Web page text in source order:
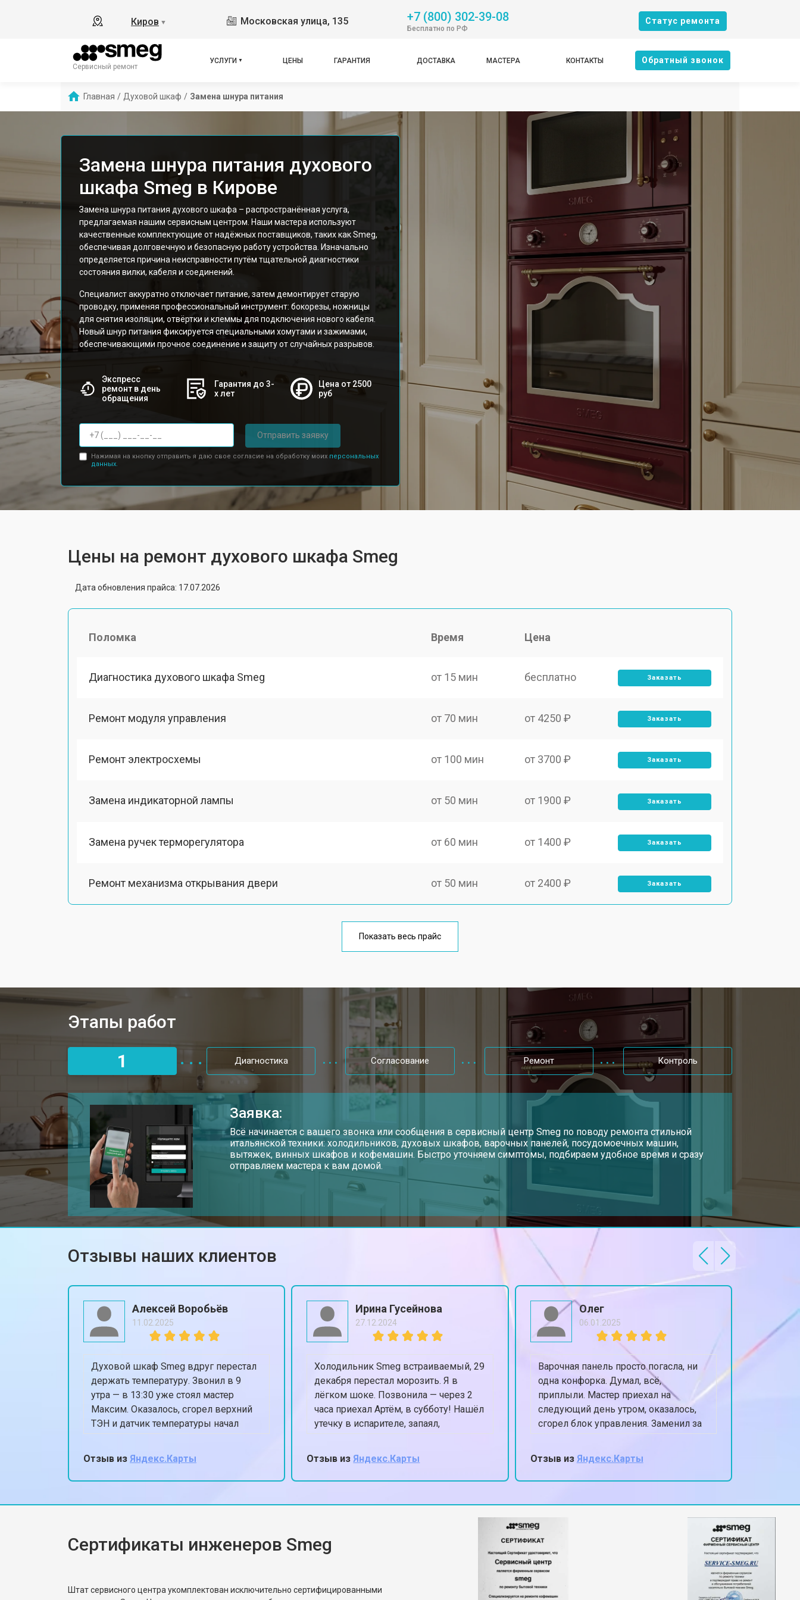
Киров ▼ Московская улица, 135 +7 (800) 302-39-08
Бесплатно по РФ
Cтатус ремонта
Сервисный ремонт
УСЛУГИ ЦЕНЫ ГАРАНТИЯ ДОСТАВКА МАСТЕРА КОНТАКТЫ Oбратный звонок
Главная / Духовой шкаф / Замена шнура питания
Замена шнура питания духового
шкафа Smeg в Кирове
Замена шнура питания духового шкафа – распространённая услуга,
предлагаемая нашим сервисным центром. Наши мастера используют
качественные комплектующие от надёжных поставщиков, таких как Smeg,
обеспечивая долговечную и безопасную работу устройства. Изначально
определяется причина неисправности путём тщательной диагностики
состояния вилки, кабеля и соединений.
Специалист аккуратно отключает питание, затем демонтирует старую
проводку, применяя профессиональный инструмент: бокорезы, ножницы
для снятия изоляции, отвёртки и клеммы для подключения нового кабеля.
Новый шнур питания фиксируется специальными хомутами и зажимами,
обеспечивающими прочное соединение и защиту от случайных разрывов.
Экспресс
ремонт в день
обращения
Гарантия до 3-
х лет
Цена от 2500
руб
Отправить заявку
Нажимая на кнопку отправить я даю свое согласие на обработку моих персональных
данных.
Цены на ремонт духового шкафа Smeg
Дата обновления прайса: 17.07.2026
Поломка Время Цена
Диагностика духового шкафа Smeg от 15 мин бесплатно Заказать
Ремонт модуля управления от 70 мин от 4250 ₽ Заказать
Ремонт электросхемы от 100 мин от 3700 ₽ Заказать
Замена индикаторной лампы от 50 мин от 1900 ₽ Заказать
Замена ручек терморегулятора от 60 мин от 1400 ₽ Заказать
Ремонт механизма открывания двери от 50 мин от 2400 ₽ Заказать
от 90 мин
Замена термодатчика Заказать
Замена панели управления от 120 мин от 4500 ₽ Заказать
Показать весь прайс
Этапы работ
1
Диагностика Согласование Ремонт Контроль
Заявка:
Всё начинается с вашего звонка или сообщения в сервисный центр Smeg по поводу ремонта стильной
итальянской техники: холодильников, духовых шкафов, варочных панелей, посудомоечных машин,
вытяжек, винных шкафов и кофемашин. Быстро уточняем симптомы, подбираем удобное время и сразу
отправляем мастера к вам домой.
Отзывы наших клиентов
Алексей Воробьёв
11.02.2025
Духовой шкаф Smeg вдруг перестал
держать температуру. Звонил в 9
утра — в 13:30 уже стоял мастер
Максим. Оказалось, сгорел верхний
ТЭН и датчик температуры начал
глючить. Поменяли всё
оригинальным, духовка теперь греет
ровно 180, когда ставлю 180.
Спасибо, жена снова готовит пироги!
Отзыв из Яндекс.Карты
Ирина Гусейнова
27.12.2024
Холодильник Smeg встраиваемый, 29
декабря перестал морозить. Я в
лёгком шоке. Позвонила — через 2
часа приехал Артём, в субботу! Нашёл
утечку в испарителе, запаял,
заправил. К вечеру уже -18 в
морозилке. Спасли Новый год,
честное слово.
Отзыв изЯндекс.Карты
Олег
06.01.2025
Варочная панель просто погасла, ни
одна конфорка. Думал, всё,
приплыли. Мастер приехал на
следующий день утром, оказалось,
сгорел блок управления. Заменил за
40 минут, цена как и сказали по
телефону.
Отзыв из Яндекс.Карты
Сертификаты инженеров Smeg
Штат сервисного центра укомплектован исключительно сертифицированными